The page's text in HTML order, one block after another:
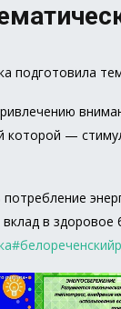
подготовила
которой —
в здоровое